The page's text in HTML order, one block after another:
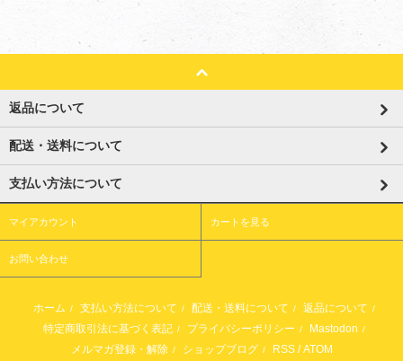
返品について
配送・送料について
支払い方法について
マイアカウント カートを見る
お問い合わせ
ホーム / 支払い方法について / 配送・送料について / 返品について /
特定商取引法に基づく表記 / プライバシーポリシー / Mastodon /
メルマガ登録・解除 / ショップブログ / RSS/ATOM